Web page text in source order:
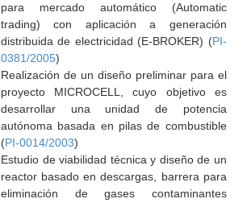
para mercado automático (Automatic
trading) con aplicación a generación
distribuida de electricidad (E-BROKER) (PI-
0381/2005)
Realización de un diseño preliminar para el
proyecto MICROCELL, cuyo objetivo es
desarrollar una unidad de potencia
autónoma basada en pilas de combustible
(PI-0014/2003)
Estudio de viabilidad técnica y diseño de un
reactor basado en descargas, barrera para
eliminación de gases contaminantes